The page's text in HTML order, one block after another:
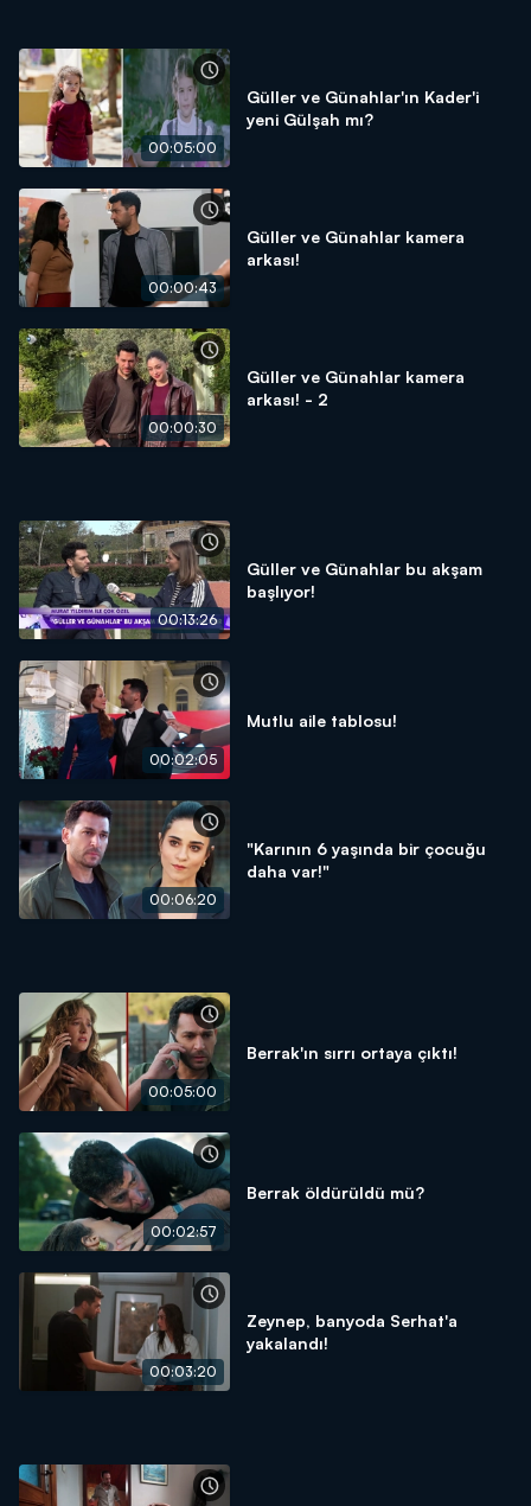
00:05:00
Güller ve Günahlar'ın Kader'i
yeni Gülşah mı?
00:00:43
Güller ve Günahlar kamera
arkası!
00:00:30
Güller ve Günahlar kamera
arkası! - 2
00:13:26
Güller ve Günahlar bu akşam
başlıyor!
00:02:05
Mutlu aile tablosu!
00:06:20
"Karının 6 yaşında bir çocuğu
daha var!"
00:05:00
Berrak'ın sırrı ortaya çıktı!
00:02:57
Berrak öldürüldü mü?
00:03:20
Zeynep, banyoda Serhat'a
yakalandı!